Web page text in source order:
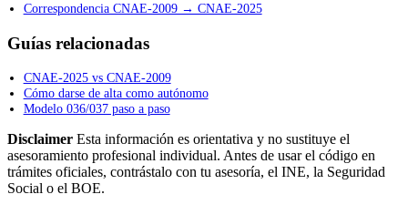
Correspondencia CNAE-2009 → CNAE-2025
Guías relacionadas
CNAE-2025 vs CNAE-2009
Cómo darse de alta como autónomo
Modelo 036/037 paso a paso
Disclaimer Esta información es orientativa y no sustituye el
asesoramiento profesional individual. Antes de usar el código en
trámites oficiales, contrástalo con tu asesoría, el INE, la Seguridad
Social o el BOE.